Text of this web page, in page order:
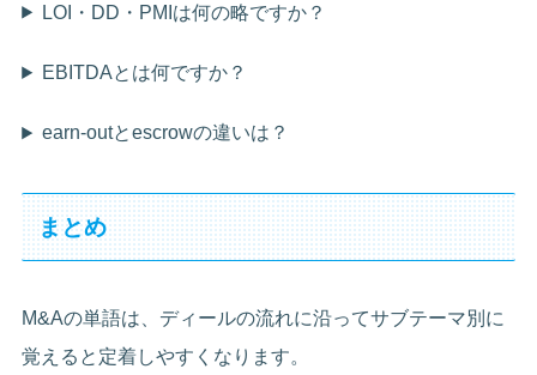
LOI・DD・PMIは何の略ですか？
EBITDAとは何ですか？
earn-outとescrowの違いは？
まとめ
M&Aの単語は、ディールの流れに沿ってサブテーマ別に
覚えると定着しやすくなります。